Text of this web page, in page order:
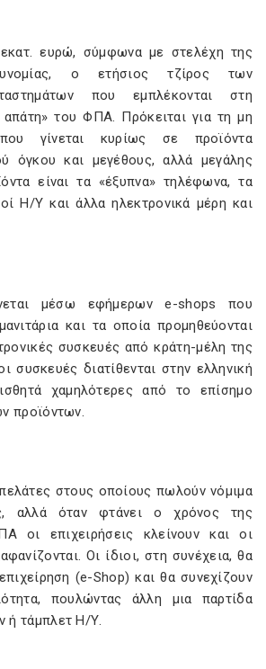
ευρώ, σύμφωνα με στελέχη της
ο ετήσιος τζίρος των
που εμπλέκονται στη
απάτη» του ΦΠΑ. Πρόκειται για τη μη
γίνεται κυρίως σε προϊόντα
όγκου και μεγέθους, αλλά μεγάλης
είναι τα «έξυπνα» τηλέφωνα, τα
Η/Υ και άλλα ηλεκτρονικά μέρη και
μέσω εφήμερων e-shops που
και τα οποία προμηθεύονται
συσκευές από κράτη-μέλη της
συσκευές διατίθενται στην ελληνική
χαμηλότερες από το επίσημο
προϊόντων.
στους οποίους πωλούν νόμιμα
αλλά όταν φτάνει ο χρόνος της
οι επιχειρήσεις κλείνουν και οι
Οι ίδιοι, στη συνέχεια, θα
(e-Shop) και θα συνεχίζουν
πουλώντας άλλη μια παρτίδα
ή τάμπλετ Η/Υ.